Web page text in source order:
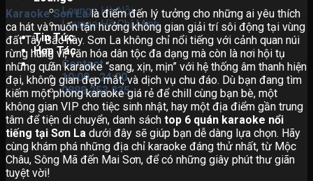
Lounge Hà Nội
Lounge Hồ Chí Minh
Tin Tức
Hợp Tác
Contact
10:00 - 24:00
0888.253.235
Karaoke Sơn Lalà điểm đến lý tưởng cho những ai yêu thích
ca hát và muốn tận hưởng không gian giải trí sôi động tại vùng
đất Tây Bắc này. Sơn La không chỉ nổi tiếng với cảnh quan núi
rừng hùng vĩ, văn hóa dân tộc đa dạng mà còn là nơi hội tụ
những quán karaoke “sang, xịn, mịn” với hệ thống âm thanh hiện
đại, không gian đẹp mắt, và dịch vụ chu đáo. Dù bạn đang tìm
kiếm một phòng karaoke giá rẻ để chill cùng bạn bè, một
không gian VIP cho tiệc sinh nhật, hay một địa điểm gần trung
tâm để tiện di chuyển, danh sách top 6 quán karaoke nổi
tiếng tại Sơn La dưới đây sẽ giúp bạn dễ dàng lựa chọn. Hãy
cùng khám phá những địa chỉ karaoke đáng thử nhất, từ Mộc
Châu, Sông Mã đến Mai Sơn, để có những giây phút thư giãn
tuyệt vời!